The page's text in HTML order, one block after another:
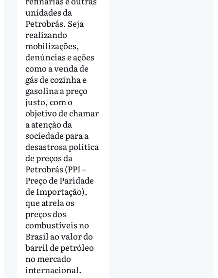
unidades da
Petrobrás. Seja
realizando
mobilizações,
denúncias e ações
como a venda de
gás de cozinha e
gasolina a preço
justo, com o
objetivo de chamar
a atenção da
sociedade para a
desastrosa política
de preços da
Petrobrás (PPI –
Preço de Paridade
de Importação),
que atrela os
preços dos
combustíveis no
Brasil ao valor do
barril de petróleo
no mercado
internacional.